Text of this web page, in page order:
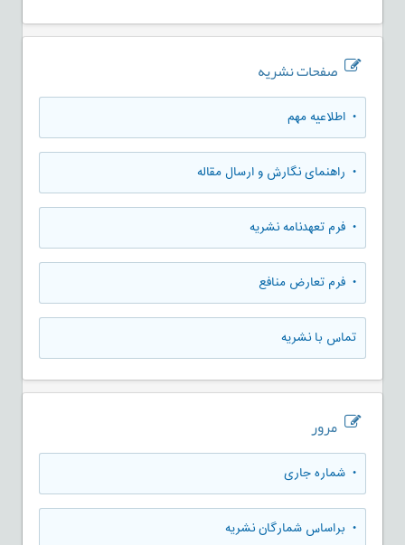
صفحات نشریه
• اطلاعیه مهم
• راهنمای نگارش و ارسال مقاله
• فرم تعهدنامه نشریه
• فرم تعارض منافع
تماس با نشریه
مرور
• شماره جاری
• براساس شمارگان نشریه